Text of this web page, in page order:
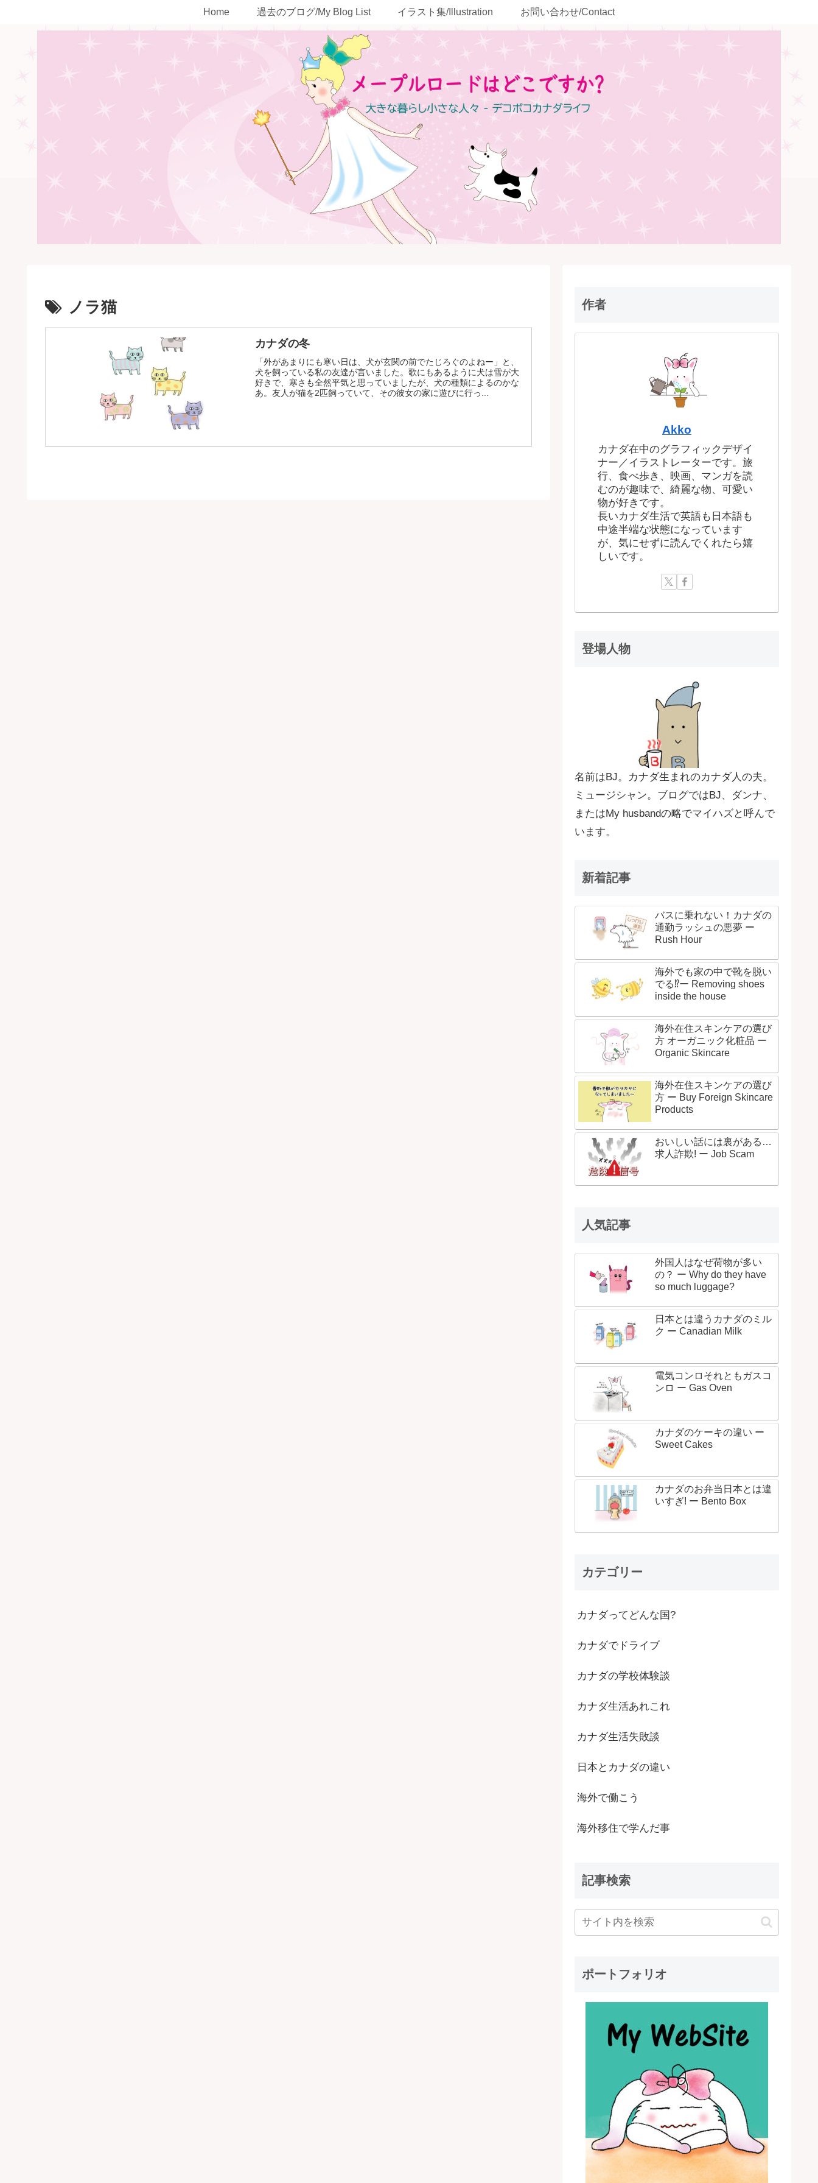
Home 過去のブログ/My Blog List イラスト集/Illustration お問い合わせ/Contact
ノラ猫
カナダの冬
「外があまりにも寒い日は、犬が玄関の前でたじろぐのよねー」と、
犬を飼っている私の友達が言いました。歌にもあるように犬は雪が大
好きで、寒さも全然平気と思っていましたが、犬の種類によるのかな
あ。友人が猫を2匹飼っていて、その彼女の家に遊びに行っ...
作者
Akko
カナダ在中のグラフィックデザイ
ナー／イラストレーターです。旅
行、食べ歩き、映画、マンガを読
むのが趣味で、綺麗な物、可愛い
物が好きです。
長いカナダ生活で英語も日本語も
中途半端な状態になっています
が、気にせずに読んでくれたら嬉
しいです。
登場人物
名前はBJ。カナダ生まれのカナダ人の夫。
ミュージシャン。ブログではBJ、ダンナ、
またはMy husbandの略でマイハズと呼んで
います。
新着記事
バスに乗れない！カナダの
通勤ラッシュの悪夢 ー
Rush Hour
海外でも家の中で靴を脱い
でる⁉ー Removing shoes
inside the house
海外在住スキンケアの選び
方 オーガニック化粧品 ー
Organic Skincare
海外在住スキンケアの選び
方 ー Buy Foreign Skincare
Products
おいしい話には裏がある…
求人詐欺! ー Job Scam
人気記事
外国人はなぜ荷物が多い
の？ ー Why do they have
so much luggage?
日本とは違うカナダのミル
ク ー Canadian Milk
電気コンロそれともガスコ
ンロ ー Gas Oven
カナダのケーキの違い ー
Sweet Cakes
カナダのお弁当日本とは違
いすぎ! ー Bento Box
カテゴリー
カナダってどんな国?
カナダでドライブ
カナダの学校体験談
カナダ生活あれこれ
カナダ生活失敗談
日本とカナダの違い
海外で働こう
海外移住で学んだ事
記事検索
ポートフォリオ